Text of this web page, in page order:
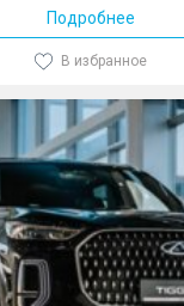
Подробнее
В избранное